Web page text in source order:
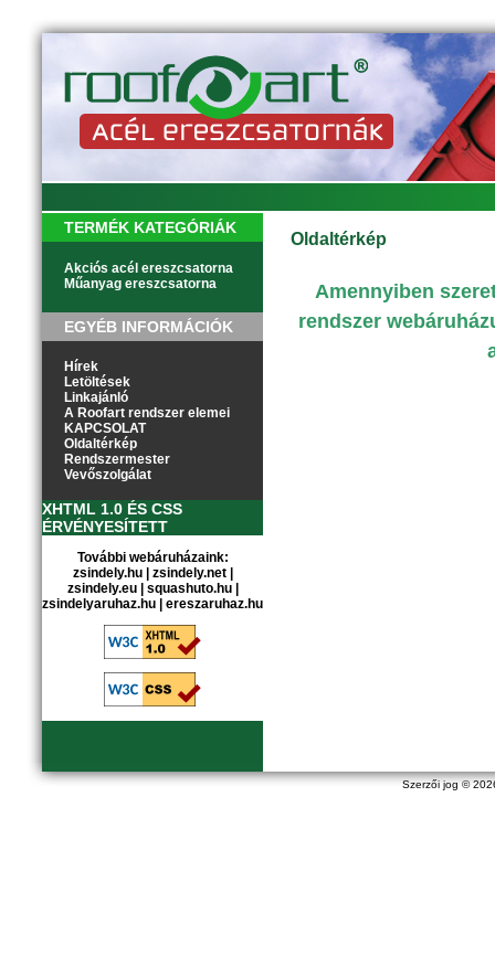
Szerzői jog ©
TERMÉK KATEGÓRIÁK
Akciós acél ereszcsatorna
Műanyag ereszcsatorna
EGYÉB INFORMÁCIÓK
Hírek
Letöltések
Linkajánló
A Roofart rendszer elemei
KAPCSOLAT
Oldaltérkép
Rendszermester
Vevőszolgálat
XHTML 1.0 ÉS CSS
ÉRVÉNYESÍTETT
További webáruházaink:
zsindely.hu| zsindely.net|
zsindely.eu| squashuto.hu|
zsindelyaruhaz.hu
ereszaruhaz.hu
Oldaltérkép
Amennyiben
rendszer